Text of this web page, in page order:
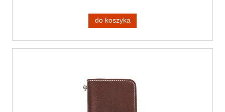
do koszyka